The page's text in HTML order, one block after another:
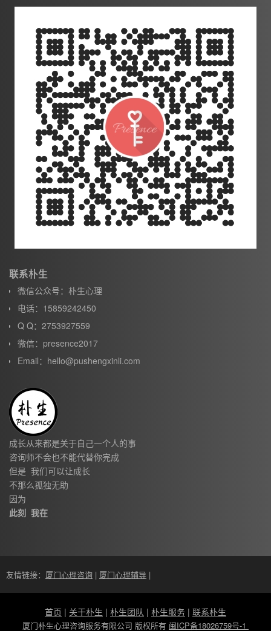
联系朴生
微信公众号：朴生心理
电话：15859242450
Q Q：2753927559
微信：presence2017
Email：hello@pushengxinli.com
成长从来都是关于自己一个人的事
咨询师不会也不能代替你完成
但是 我们可以让成长
不那么孤独无助
因为
此刻 我在
友情链接： 厦门心理咨询 | 厦门心理辅导 |
首页 | 关于朴生 | 朴生团队 | 朴生服务 | 联系朴生
厦门朴生心理咨询服务有限公司 版权所有 闽ICP备18026759号-1